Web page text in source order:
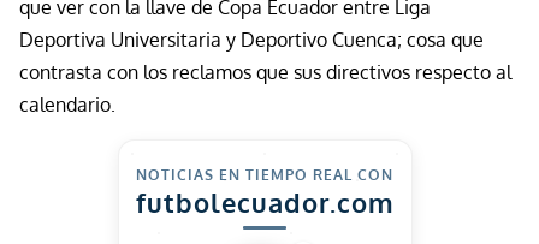
que ver con la llave de Copa Ecuador entre Liga
Deportiva Universitaria y Deportivo Cuenca; cosa que
contrasta con los reclamos que sus directivos respecto al
calendario.
NOTICIAS EN TIEMPO REAL CON
futbolecuador.com